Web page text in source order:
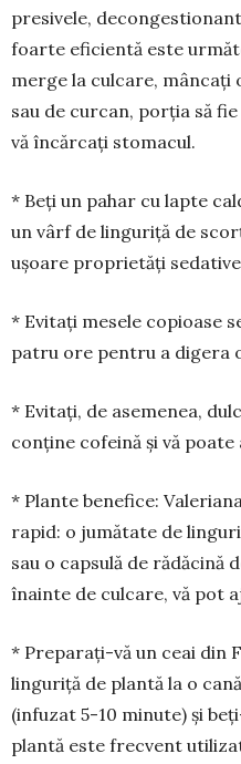
presivele,
foarte eficientă este
merge la culcare, mâncați
sau de curcan, porția să
vă încărcați stomacul.
* Beți un pahar cu lapte
un vârf de linguriță de
ușoare proprietăți
* Evitați mesele copioase
patru ore pentru a digera
* Evitați, de asemenea,
conține cofeină și vă poate
* Plante benefice:
rapid: o jumătate de
sau o capsulă de rădăcină
înainte de culcare, vă pot
* Preparați-vă un ceai din
linguriță de plantă la o
(infuzat 5-10 minute) și
plantă este frecvent